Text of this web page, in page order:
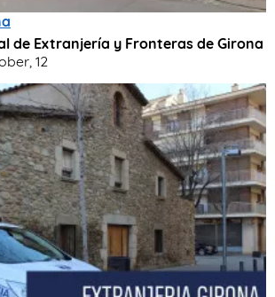
de Extranjería y Fronteras de Girona
12